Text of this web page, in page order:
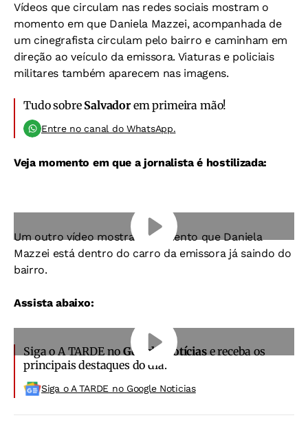
Vídeos que circulam nas redes sociais mostram o
momento em que Daniela Mazzei, acompanhada de
um cinegrafista circulam pelo bairro e caminham em
direção ao veículo da emissora. Viaturas e policiais
militares também aparecem nas imagens.
Tudo sobre Salvadorem primeira mão!
Entre no canal do WhatsApp.
Veja momento em que a jornalista é hostilizada:
Um outro vídeo mostra o momento que Daniela
Mazzei está dentro do carro da emissora já saindo do
bairro.
Assista abaixo:
Siga o A TARDE noGoogle Notíciase receba os
principais destaques do dia.
Siga o A TARDE no Google Noticias